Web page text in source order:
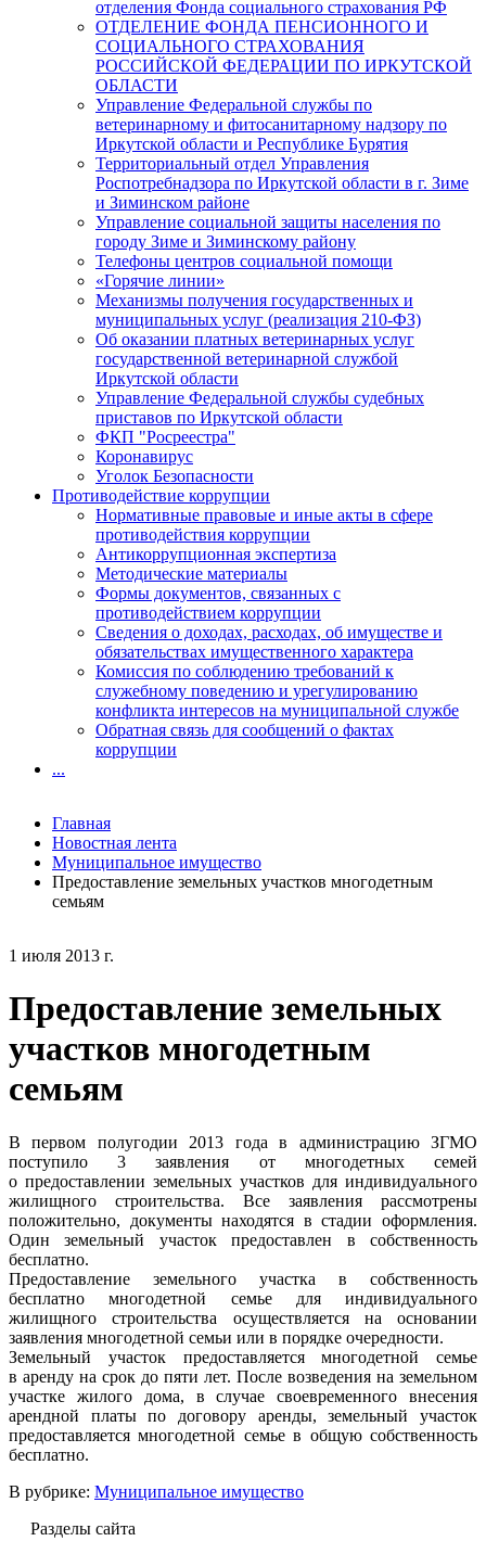
1 июля 2013 г.
Предоставление земельных
участков многодетным
семьям
В первом полугодии 2013 года в администрацию ЗГМО
поступило 3 заявления от многодетных семей
о предоставлении земельных участков для индивидуального
жилищного строительства. Все заявления рассмотрены
положительно, документы находятся в стадии оформления.
Один земельный участок предоставлен в собственность
бесплатно.
Предоставление земельного участка в собственность
бесплатно многодетной семье для индивидуального
жилищного строительства осуществляется на основании
заявления многодетной семьи или в порядке очередности.
Земельный участок предоставляется многодетной семье
в аренду на срок до пяти лет. После возведения на земельном
участке жилого дома, в случае своевременного внесения
арендной платы по договору аренды, земельный участок
предоставляется многодетной семье в общую собственность
бесплатно.
В рубрике: Муниципальное имущество
Разделы сайта
отделения Фонда социального страхования РФ
ОТДЕЛЕНИЕ ФОНДА ПЕНСИОННОГО И
СОЦИАЛЬНОГО СТРАХОВАНИЯ
РОССИЙСКОЙ ФЕДЕРАЦИИ ПО ИРКУТСКОЙ
ОБЛАСТИ
Управление Федеральной службы по
ветеринарному и фитосанитарному надзору по
Иркутской области и Республике Бурятия
Территориальный отдел Управления
Роспотребнадзора по Иркутской области в г. Зиме
и Зиминском районе
Управление социальной защиты населения по
городу Зиме и Зиминскому району
Телефоны центров социальной помощи
«Горячие линии»
Механизмы получения государственных и
муниципальных услуг (реализация 210-ФЗ)
Об оказании платных ветеринарных услуг
государственной ветеринарной службой
Иркутской области
Управление Федеральной службы судебных
приставов по Иркутской области
ФКП "Росреестра"
Коронавирус
Уголок Безопасности
Противодействие коррупции
Нормативные правовые и иные акты в сфере
противодействия коррупции
Антикоррупционная экспертиза
Методические материалы
Формы документов, связанных с
противодействием коррупции
Сведения о доходах, расходах, об имуществе и
обязательствах имущественного характера
Комиссия по соблюдению требований к
служебному поведению и урегулированию
конфликта интересов на муниципальной службе
Обратная связь для сообщений о фактах
коррупции
...
Главная
Новостная лента
Муниципальное имущество
Предоставление земельных участков многодетным
семьям